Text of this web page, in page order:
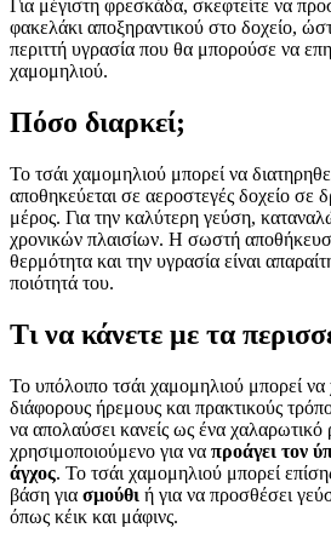
Για μέγιστη φρεσκάδα, σκεφτείτε να
φακελάκι αποξηραντικού στο δοχείο,
περιττή υγρασία που θα μπορούσε να
χαμομηλιού.
Πόσο διαρκεί;
Το τσάι χαμομηλιού μπορεί να
αποθηκεύεται σε αεροστεγές δοχείο σε
μέρος. Για την καλύτερη γεύση,
χρονικών πλαισίων. Η σωστή
θερμότητα και την υγρασία είναι
ποιότητά του.
Τι να κάνετε με τα
Το υπόλοιπο τσάι χαμομηλιού μπορεί να
διάφορους ήρεμους και πρακτικούς
να απολαύσει κανείς ως ένα
χρησιμοποιούμενο για να προάγει τον
άγχος. Το τσάι χαμομηλιού μπορεί
βάση για σμούθι ή για να προσθέσει
όπως κέικ και μάφινς.